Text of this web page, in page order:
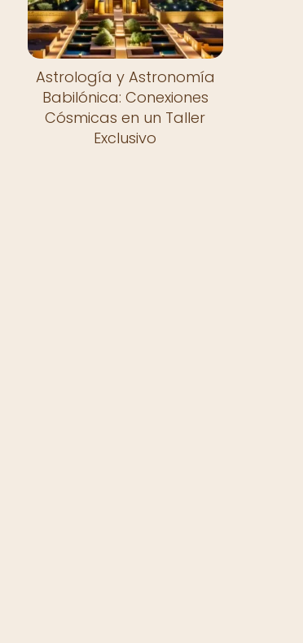
Astrología y Astronomía
Babilónica: Conexiones
Cósmicas en un Taller
Exclusivo